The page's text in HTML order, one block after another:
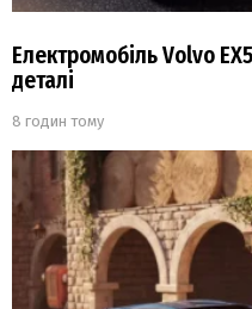
Електромобіль Volvo
деталі
8 годин тому